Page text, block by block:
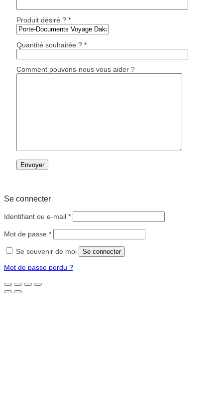
Produit désiré ? *
Quantité souhaitée ? *
Comment pouvons-nous vous aider ?
Se connecter
Identifiant ou e-mail *Obligatoire
Mot de passe *Obligatoire
Se souvenir de moi Se connecter
Mot de passe perdu ?